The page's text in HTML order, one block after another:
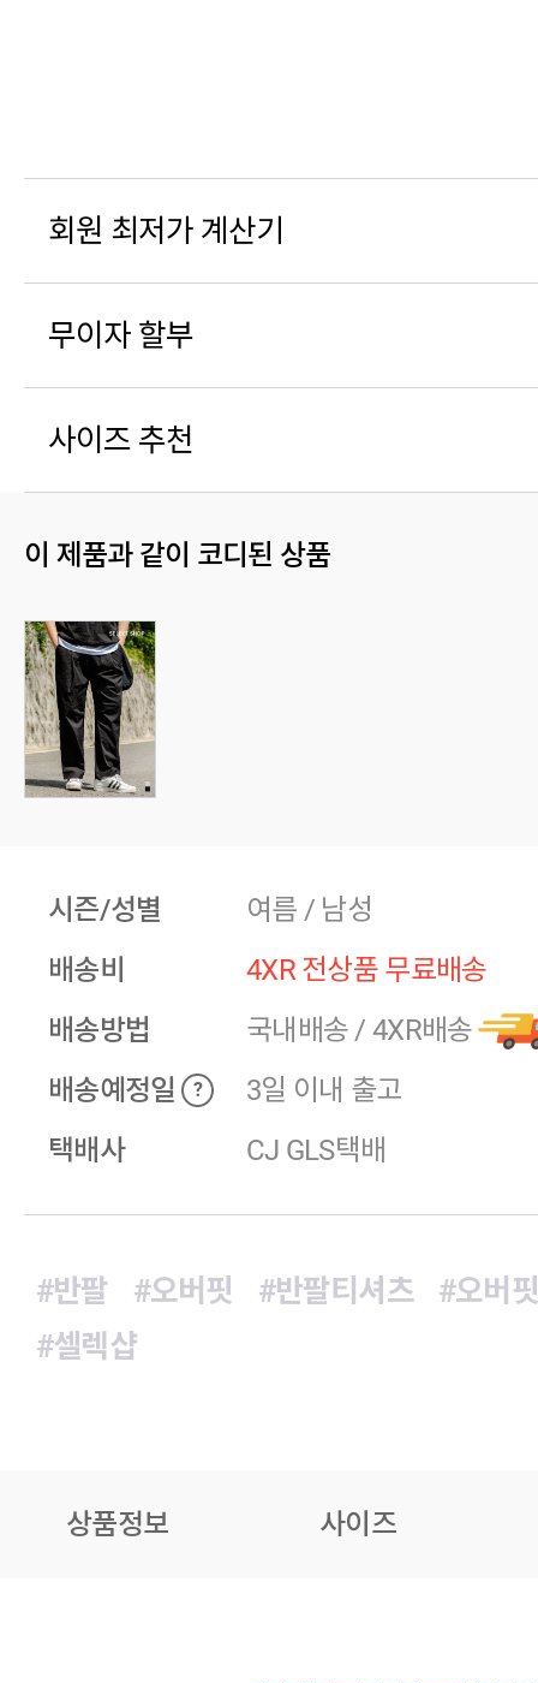
회원 최저가 계산기
무이자 할부
사이즈 추천
이 제품과 같이 코디된 상품
시즌/성별
여름 / 남성
배송비
4XR 전상품 무료배송
배송방법
국내배송 / 4XR배송
배송예정일
?
3일 이내 출고
택배사
CJ GLS택배
#반팔 #오버핏 #반팔티셔츠
#오버
#셀렉샵
상품정보 사이즈